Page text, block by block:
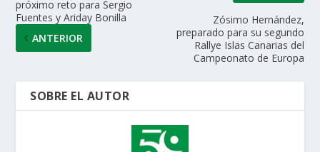
próximo reto para Sergio
Fuentes y Ariday Bonilla
ANTERIOR
Zósimo Hernández,
preparado para su segundo
Rallye Islas Canarias del
Campeonato de Europa
SOBRE EL AUTOR